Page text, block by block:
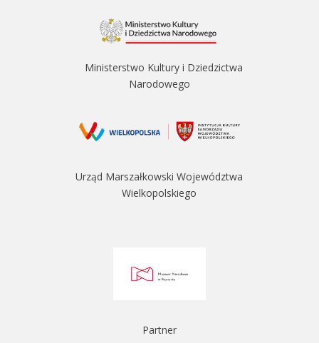
Ministerstwo Kultury i Dziedzictwa
Narodowego
Urząd Marszałkowski Województwa
Wielkopolskiego
Partner